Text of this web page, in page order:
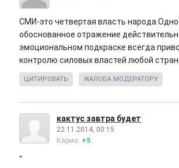
СМИ-это четвертая власть
обоснованное отражение
эмоциональном подкраске всегда
контролю силовых властей любой
ЦИТИРОВАТЬ ЖАЛОБА МОДЕРАТОРУ
кактус завтра будет
22.11.2014, 00:15
Карма: +5
"